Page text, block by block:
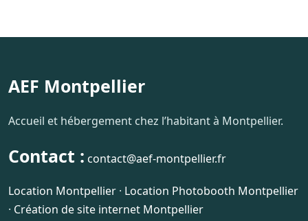
AEF Montpellier
Accueil et hébergement chez l’habitant à Montpellier.
Contact : contact@aef-montpellier.fr
Location Montpellier · Location Photobooth Montpellier
· Création de site internet Montpellier